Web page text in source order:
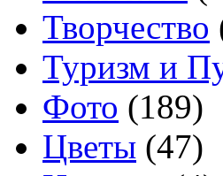
Творчество
Туризм и
Фото (189)
Цветы (47)